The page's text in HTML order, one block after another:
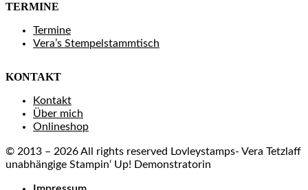
TERMINE
Termine
Vera’s Stempelstammtisch
KONTAKT
Kontakt
Über mich
Onlineshop
© 2013 – 2026 All rights reserved Lovleystamps- Vera Tetzlaff
unabhängige Stampin‘ Up! Demonstratorin